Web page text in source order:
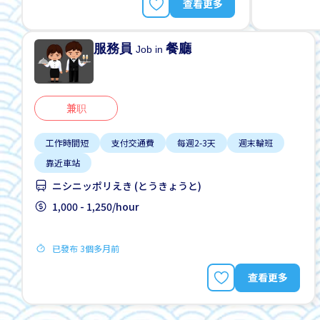
查看更多
服務員Job in餐廳
兼职
工作時間短 支付交通費 每週2-3天
週末輪班
靠近車站
ニシニッポリえき (とうきょうと)
1,000 - 1,250/hour
已發布 3個多月前
查看更多